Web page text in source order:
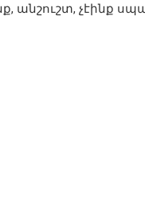
անշուշտ, չէինք